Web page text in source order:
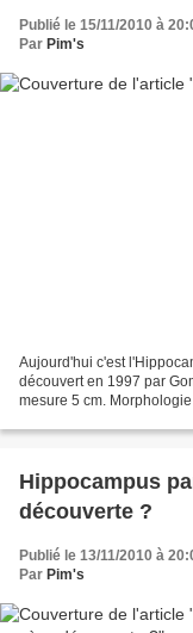
Publié le 15/11/2010 à
Par Pim's
Aujourd'hui c'est
découvert en 1997 par
mesure 5 cm.
Hippocampus
découverte ?
Publié le 13/11/2010 à
Par Pim's